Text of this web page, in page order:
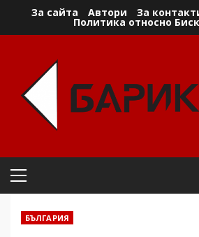
За сайта Автори За
Политика относно
Primary
БЪЛГАРИЯ